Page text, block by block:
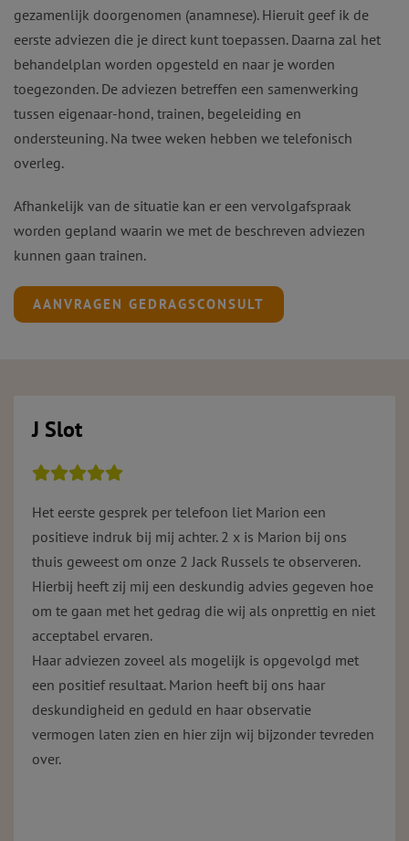
gezamenlijk doorgenomen (anamnese). Hieruit geef ik de
eerste adviezen die je direct kunt toepassen. Daarna zal het
behandelplan worden opgesteld en naar je worden
toegezonden. De adviezen betreffen een samenwerking
tussen eigenaar-hond, trainen, begeleiding en
ondersteuning. Na twee weken hebben we telefonisch
overleg.
Afhankelijk van de situatie kan er een vervolgafspraak
worden gepland waarin we met de beschreven adviezen
kunnen gaan trainen.
AANVRAGEN GEDRAGSCONSULT
J Slot
Het eerste gesprek per telefoon liet Marion een
positieve indruk bij mij achter. 2 x is Marion bij ons
thuis geweest om onze 2 Jack Russels te observeren.
Hierbij heeft zij mij een deskundig advies gegeven hoe
om te gaan met het gedrag die wij als onprettig en niet
acceptabel ervaren.
Haar adviezen zoveel als mogelijk is opgevolgd met
een positief resultaat. Marion heeft bij ons haar
deskundigheid en geduld en haar observatie
vermogen laten zien en hier zijn wij bijzonder tevreden
over.